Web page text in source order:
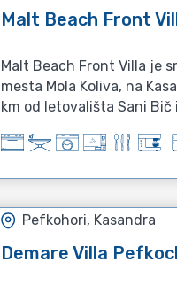
Malt Beach Front
Malt Beach Front Villa je
mesta Mola Koliva, na
km od letovališta Sani Bič
Pefkohori, Kasandra
Demare Villa